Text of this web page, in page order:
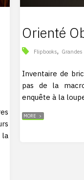
Orienté
Flipbooks, Grandes
Inventaire de
pas de la
enquête à la
MORE"ORIENTÉ
OBJET"